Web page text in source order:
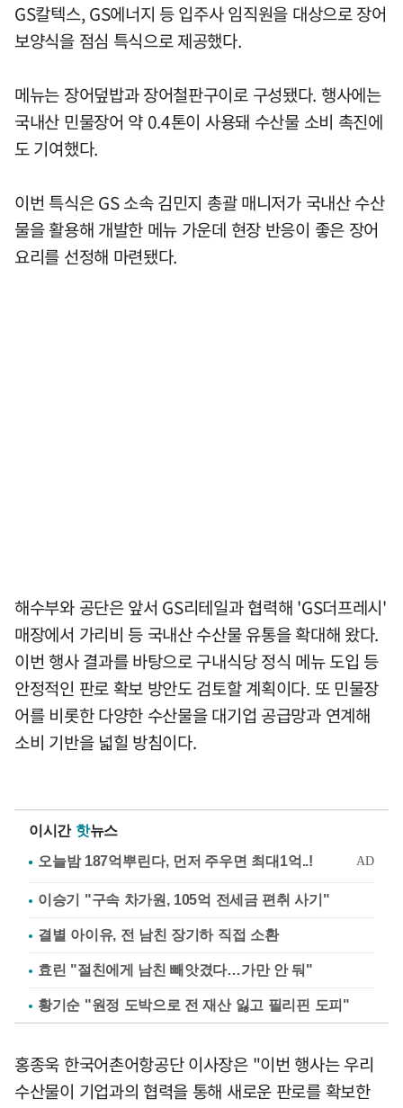
GS칼텍스, GS에너지 등 입주사 임직원을 대상으로 장어
보양식을 점심 특식으로 제공했다.
메뉴는 장어덮밥과 장어철판구이로 구성됐다. 행사에는
국내산 민물장어 약 0.4톤이 사용돼 수산물 소비 촉진에
도 기여했다.
이번 특식은 GS 소속 김민지 총괄 매니저가 국내산 수산
물을 활용해 개발한 메뉴 가운데 현장 반응이 좋은 장어
요리를 선정해 마련됐다.
해수부와 공단은 앞서 GS리테일과 협력해 'GS더프레시'
매장에서 가리비 등 국내산 수산물 유통을 확대해 왔다.
이번 행사 결과를 바탕으로 구내식당 정식 메뉴 도입 등
안정적인 판로 확보 방안도 검토할 계획이다. 또 민물장
어를 비롯한 다양한 수산물을 대기업 공급망과 연계해
소비 기반을 넓힐 방침이다.
이시간 핫뉴스
이승기 "구속 차가원, 105억 전세금 편취 사기"
결별 아이유, 전 남친 장기하 직접 소환
효린 "절친에게 남친 빼앗겼다…가만 안 둬"
황기순 "원정 도박으로 전 재산 잃고 필리핀 도피"
홍종욱 한국어촌어항공단 이사장은 "이번 행사는 우리
수산물이 기업과의 협력을 통해 새로운 판로를 확보한